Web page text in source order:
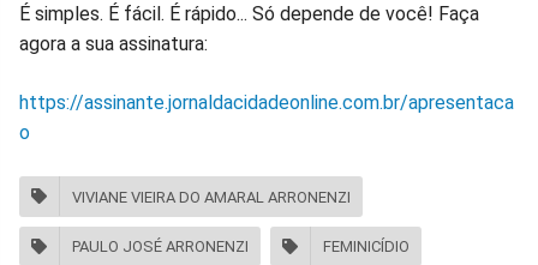
É simples. É fácil. É rápido... Só depende de você! Faça
agora a sua assinatura:
https://assinante.jornaldacidadeonline.com.br/apresentaca
o
VIVIANE VIEIRA DO AMARAL ARRONENZI
PAULO JOSÉ ARRONENZI FEMINICÍDIO